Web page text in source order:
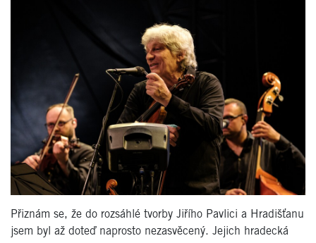
Přiznám se, že do rozsáhlé tvorby Jiřího Pavlici a Hradišťanu
jsem byl až doteď naprosto nezasvěcený. Jejich hradecká